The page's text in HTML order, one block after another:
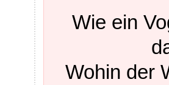
Wie ein
Wohin der